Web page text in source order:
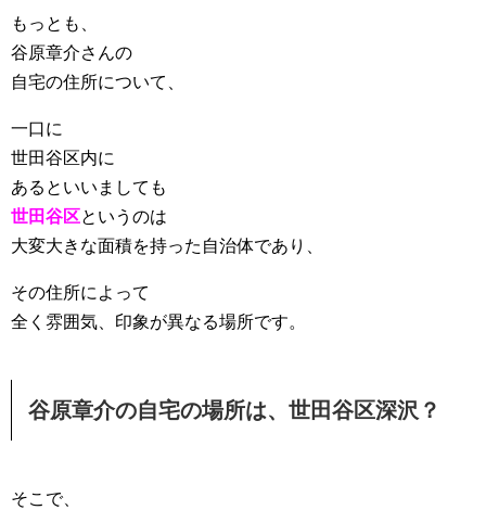
もっとも、
谷原章介さんの
自宅の住所について、
一口に
世田谷区内に
あるといいましても
世田谷区というのは
大変大きな面積を持った自治体であり、
その住所によって
全く雰囲気、印象が異なる場所です。
谷原章介の自宅の場所は、世田谷区深沢？
そこで、